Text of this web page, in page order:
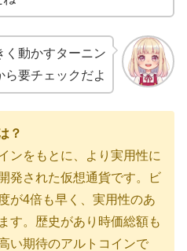
く動かすターニン
ら要チェックだよ
？
ンをもとに、より実用性に
発された仮想通貨です。ビ
が4倍も早く、実用性のあ
す。歴史があり時価総額も
い期待のアルトコインで